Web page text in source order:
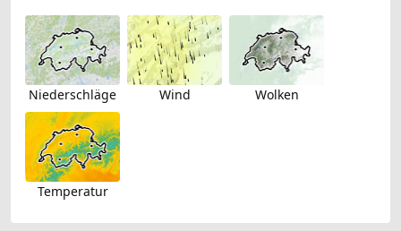
Niederschläge Wind Wolken
Temperatur